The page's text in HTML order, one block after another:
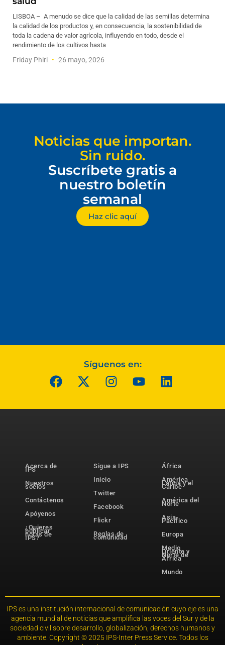
LISBOA – A menudo se dice que la calidad de las semillas determina
la calidad de los productos y, en consecuencia, la sostenibilidad de
toda la cadena de valor agrícola, influyendo en todo, desde el
rendimiento de los cultivos hasta
Friday Phiri 26 mayo, 2026
Noticias que importan.
Sin ruido.
Suscríbete gratis a
nuestro boletín
semanal
Haz clic aquí
Síguenos en:
Acerca de
IPS
Nuestros
socios
Contáctenos
Apóyenos
¿Quieres
publicar
notas de
IPS?
Sigue a IPS
Inicio
Twitter
Facebook
Flickr
Reglas de
comunidad
África
América
Latina y el
Caribe
América del
Norte
Asia-
Pacífico
Europa
Medio
Oriente y
Norte de
África
Mundo
IPS es una institución internacional de comunicación cuyo eje es una
agencia mundial de noticias que amplifica las voces del Sur y de la
sociedad civil sobre desarrollo, globalización, derechos humanos y
ambiente. Copyright © 2025 IPS-Inter Press Service. Todos los